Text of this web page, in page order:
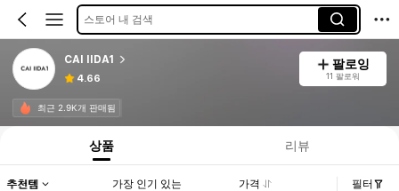
스토어 내 검색
CAI IIDA1
4.66
팔로잉
11 팔로워
최근 2.9K개 판매됨
상품 리뷰
추천템 가장 인기 있는 가격 필터